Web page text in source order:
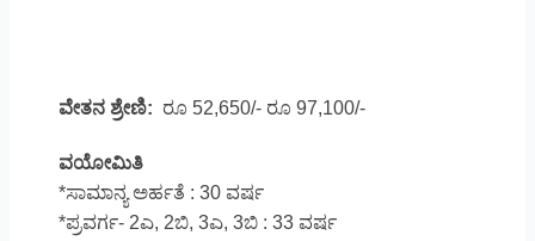
ವೇತನ ಶ್ರೇಣಿ: ರೂ 52,650/- ರೂ 97,100/-
ವಯೋಮಿತಿ
*ಸಾಮಾನ್ಯ ಅರ್ಹತೆ : 30 ವರ್ಷ
*ಪ್ರವರ್ಗ- 2ಎ, 2ಬಿ, 3ಎ, 3ಬಿ : 33 ವರ್ಷ